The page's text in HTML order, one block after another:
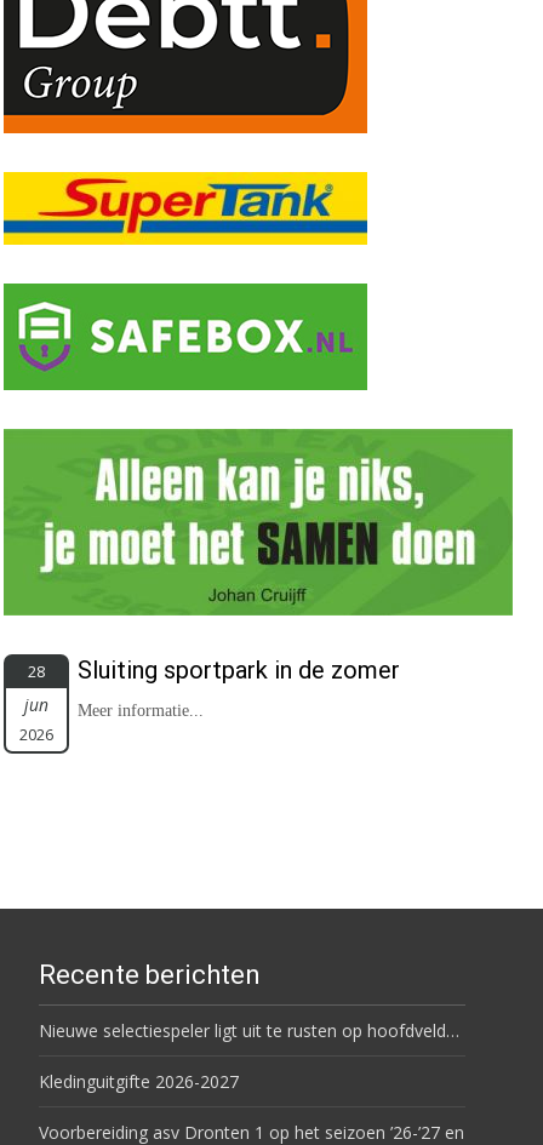
28
jun
2026
Sluiting sportpark in de zomer
Meer informatie...
Recente berichten
Nieuwe selectiespeler ligt uit te rusten op hoofdveld…
Kledinguitgifte 2026-2027
Voorbereiding asv Dronten 1 op het seizoen ’26-’27 en